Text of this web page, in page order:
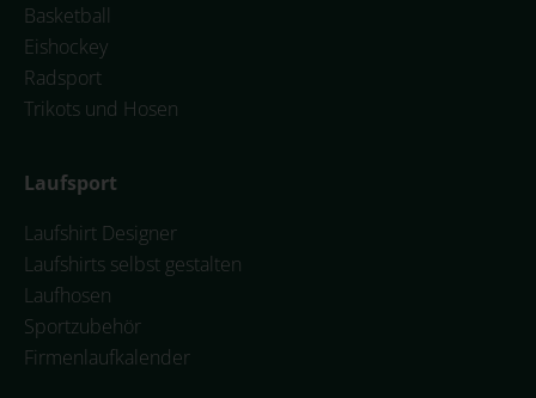
Basketball
Eishockey
Radsport
Trikots und Hosen
Laufsport
Laufshirt Designer
Laufshirts selbst gestalten
Laufhosen
Sportzubehör
Firmenlaufkalender